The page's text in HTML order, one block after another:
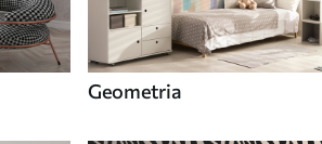
Geometria